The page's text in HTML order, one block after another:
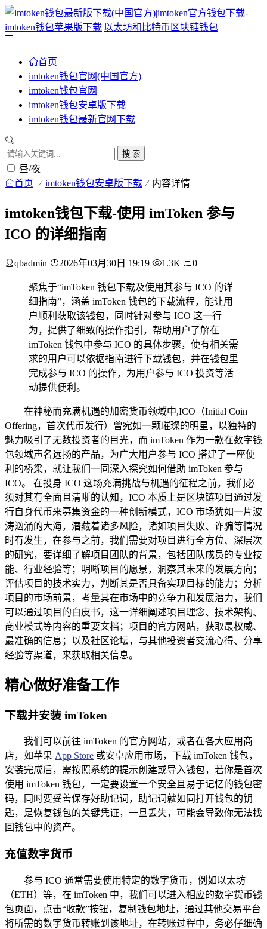
首页
imtoken钱包官网(中国官方)
imtoken钱包官网
imtoken钱包安卓版下载
imtoken钱包最新官网下载
搜 索
昼/夜
首页 imtoken钱包安卓版下载 内容详情
imtoken钱包下载-使用 imToken 参与
ICO 的详细指南
qbadmin 2026年03月30日 19:19 1.3K 0
聚焦于“imToken 钱包下载及使用其参与 ICO 的详
细指南”，涵盖 imToken 钱包的下载流程，能让用
户顺利获取该钱包，同时针对参与 ICO 这一行
为，提供了细致的操作指引，帮助用户了解在
imToken 钱包中参与 ICO 的具体步骤，使有相关需
求的用户可以依据指南进行下载钱包，并在钱包里
完成参与 ICO 的操作，为用户参与 ICO 投资等活
动提供便利。
在神秘而充满机遇的加密货币领域中,ICO（Initial Coin
Offering，首次代币发行）曾宛如一颗璀璨的明星，以独特的
魅力吸引了无数投资者的目光，而 imToken 作为一款在数字钱
包领域声名远扬的产品，为广大用户参与 ICO 搭建了一座便
利的桥梁，就让我们一同深入探究如何借助 imToken 参与
ICO。 在投身 ICO 这场充满挑战与机遇的征程之前，我们必
须对其有全面且清晰的认知，ICO 本质上是区块链项目通过发
行自身代币来募集资金的一种创新模式，ICO 市场犹如一片波
涛汹涌的大海，潜藏着诸多风险，诸如项目失败、诈骗等情况
时有发生，在参与之前，我们需要对项目进行全方位、深层次
的研究，要详细了解项目团队的背景，包括团队成员的专业技
能、行业经验等；明晰项目的愿景，洞察其未来的发展方向；
评估项目的技术实力，判断其是否具备实现目标的能力；分析
项目的市场前景，考量其在市场中的竞争力和发展潜力，我们
可以通过项目的白皮书，这一详细阐述项目理念、技术架构、
商业模式等内容的重要文档；项目的官方网站，获取最权威、
最准确的信息；以及社区论坛，与其他投资者交流心得、分享
经验等渠道，来获取相关信息。
精心做好准备工作
下载并安装 imToken
我们可以前往 imToken 的官方网站，或者在各大应用商
店，如苹果 App Store 或安卓应用市场，下载 imToken 钱包，
安装完成后，需按照系统的提示创建或导入钱包，若你是首次
使用 imToken 钱包，一定要设置一个安全且易于记忆的钱包密
码，同时要妥善保存好助记词，助记词就如同打开钱包的钥
匙，是恢复钱包的关键凭证，一旦丢失，可能会导致你无法找
回钱包中的资产。
充值数字货币
参与 ICO 通常需要使用特定的数字货币，例如以太坊
（ETH）等，在 imToken 中，我们可以进入相应的数字货币钱
包页面，点击“收款”按钮，复制钱包地址，通过其他交易平台
将所需的数字货币转账到该地址，在转账过程中，务必仔细确